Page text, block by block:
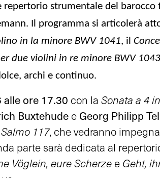
strumentale del barocco
. Il programma si articolerà
in la minore BWV 1041, il
due violini in re minore BWV 1043
archi e continuo.
ore 17.30 con la Sonata a 4
Buxtehude e Georg Philipp
Salmo 117, che vedranno
parte sarà dedicata al
Vöglein, eure Scherze e Geht,